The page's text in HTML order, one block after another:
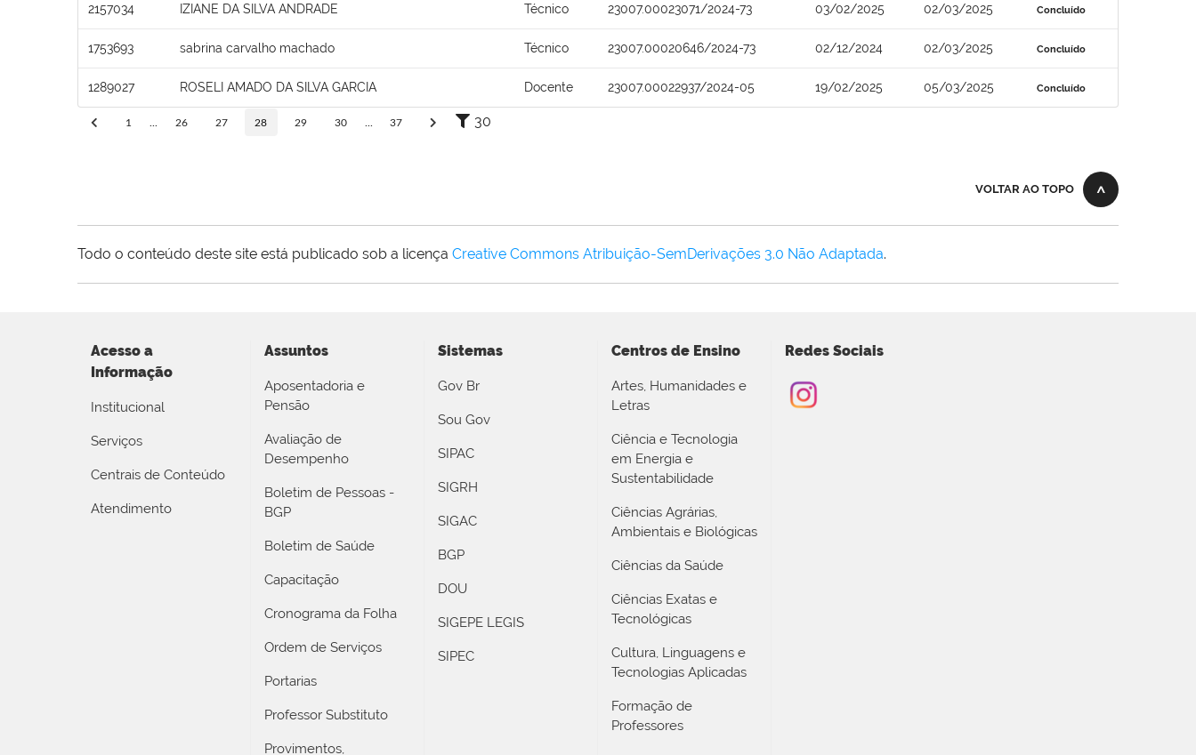
2157034 IZIANE DA SILVA ANDRADE Técnico 23007.00023071/2024-73 03/02/2025 02/03/2025 Concluído
1753693 sabrina carvalho machado Técnico 23007.00020646/2024-73 02/12/2024 02/03/2025 Concluído
1289027 ROSELI AMADO DA SILVA GARCIA Docente 23007.00022937/2024-05 19/02/2025 05/03/2025 Concluído
1 26 27 28 29 30 37 30
VOLTAR AO TOPO
Todo o conteúdo deste site está publicado sob a licença Creative Commons Atribuição-SemDerivações 3.0 Não Adaptada.
Acesso a
Informação
Institucional
Serviços
Centrais de Conteúdo
Atendimento
Assuntos
Aposentadoria e
Pensão
Avaliação de
Desempenho
Boletim de Pessoas -
BGP
Boletim de Saúde
Capacitação
Cronograma da Folha
Ordem de Serviços
Portarias
Professor Substituto
Provimentos,
Sistemas
Gov Br
Sou Gov
SIPAC
SIGRH
SIGAC
BGP
DOU
SIGEPE LEGIS
SIPEC
Centros de Ensino
Artes, Humanidades e
Letras
Ciência e Tecnologia
em Energia e
Sustentabilidade
Ciências Agrárias,
Ambientais e Biológicas
Ciências da Saúde
Ciências Exatas e
Tecnológicas
Cultura, Linguagens e
Tecnologias Aplicadas
Formação de
Professores
Redes Sociais